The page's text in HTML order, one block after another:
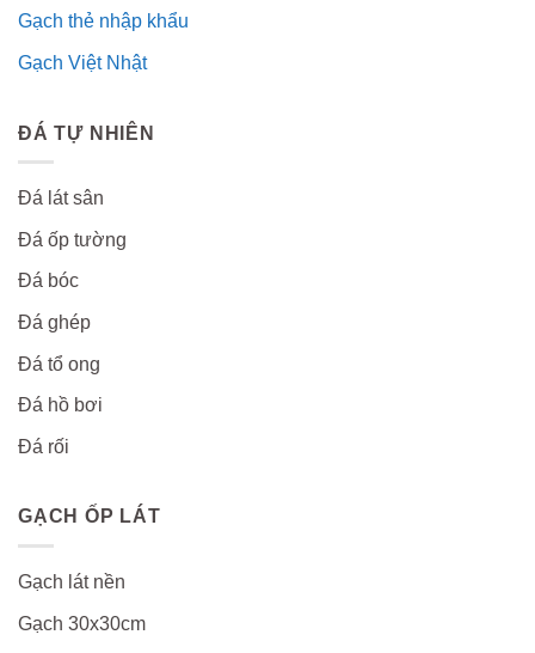
Gạch thẻ nhập khẩu
Gạch Việt Nhật
ĐÁ TỰ NHIÊN
Đá lát sân
Đá ốp tường
Đá bóc
Đá ghép
Đá tổ ong
Đá hồ bơi
Đá rối
GẠCH ỐP LÁT
Gạch lát nền
Gạch 30x30cm